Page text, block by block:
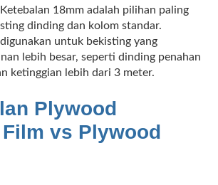
Ketebalan 18mm adalah pilihan paling
dinding dan kolom standar.
untuk bekisting yang
lebih besar, seperti dinding penahan
ketinggian lebih dari 3 meter.
Plywood
vs Plywood